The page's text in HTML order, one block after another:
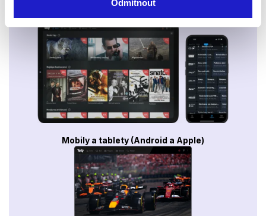
Odmítnout
Mobily a tablety (Android a Apple)